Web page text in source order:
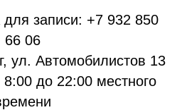
записи: +7 932 850
66 06
ул. Автомобилистов 13
до 22:00 местного